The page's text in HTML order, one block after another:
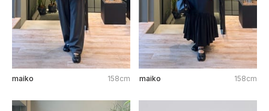
maiko 158cm maiko 158cm